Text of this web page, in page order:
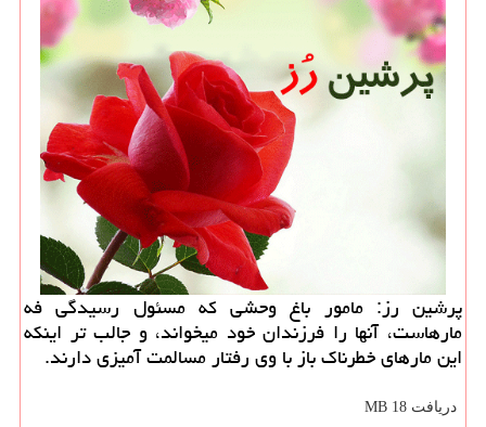
پرشین رز: مامور باغ وحشی كه مسئول رسیدگی فه
مارهاست، آنها را فرزندان خود میخواند، و جالب تر اینكه
این مارهای خطرناك باز با وی رفتار مسالمت آمیزی دارند.
دریافت 18 MB